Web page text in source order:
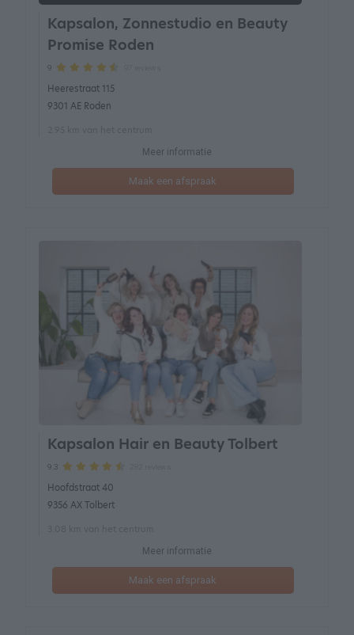
Kapsalon, Zonnestudio en Beauty
Promise Roden
9
Heerestraat 115
9301 AE Roden
Meer informatie
Maak een afspraak
Kapsalon Hair en Beauty Tolbert
9.3
Hoofdstraat 40
9356 AX Tolbert
Meer informatie
Maak een afspraak